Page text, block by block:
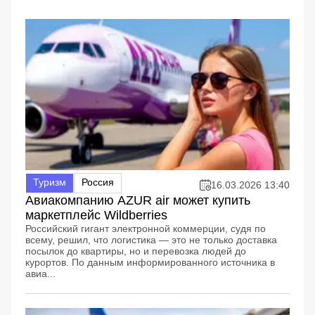
Туризм Россия 16.03.2026 13:40
Авиакомпанию AZUR air может купить
маркетплейс Wildberries
Российский гигант электронной коммерции, судя по
всему, решил, что логистика — это не только доставка
посылок до квартиры, но и перевозка людей до
курортов. По данным информированного источника в
авиа...